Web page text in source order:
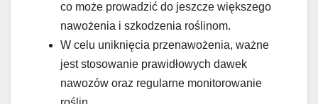
co może prowadzić do jeszcze większego
nawożenia i szkodzenia roślinom.
W celu uniknięcia przenawożenia, ważne
jest stosowanie prawidłowych dawek
nawozów oraz regularne monitorowanie